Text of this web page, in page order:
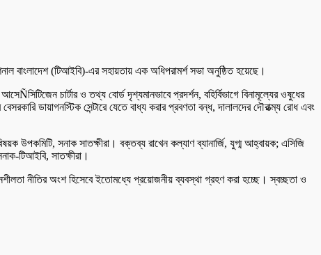
বাংলাদেশ (টিআইবি)-এর সহায়তায় এক অধিপরামর্শ সভা অনুষ্ঠিত হয়েছে।
চার্টার ও তথ্য বোর্ড দৃশ্যমানভাবে প্রদর্শন, বহির্বিভাগে বিনামূল্যের ওষুধের
ডায়াগনস্টিক সেন্টারে যেতে বাধ্য করার প্রবণতা বন্ধ, দালালদের দৌরাত্ম্য রোধ এবং
উপকমিটি, সনাক সাতক্ষীরা। বক্তব্য রাখেন কল্যাণ ব্যানার্জি, যুগ্ম আহ্বায়ক; এসিজি
টিআইবি, সাতক্ষীরা।
নীতির অংশ হিসেবে ইতোমধ্যে প্রয়োজনীয় ব্যবস্থা গ্রহণ করা হচ্ছে। স্বচ্ছতা ও